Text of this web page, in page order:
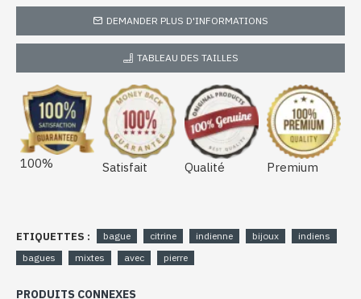
DEMANDER PLUS D'INFORMATIONS
TABLEAU DES TAILLES
100% Satisfait Qualité Premium
ETIQUETTES : bague citrine indienne bijoux
indiens
bagues
mixtes avec pierre
PRODUITS CONNEXES